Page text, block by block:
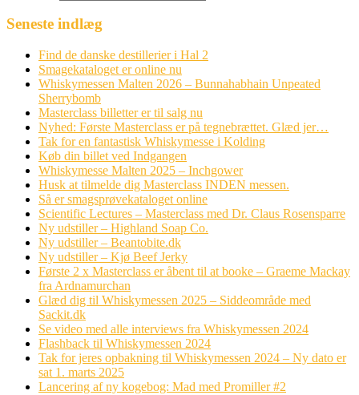
Seneste indlæg
Find de danske destillerier i Hal 2
Smagekataloget er online nu
Whiskymessen Malten 2026 – Bunnahabhain Unpeated
Sherrybomb
Masterclass billetter er til salg nu
Nyhed: Første Masterclass er på tegnebrættet. Glæd jer…
Tak for en fantastisk Whiskymesse i Kolding
Køb din billet ved Indgangen
Whiskymesse Malten 2025 – Inchgower
Husk at tilmelde dig Masterclass INDEN messen.
Så er smagsprøvekataloget online
Scientific Lectures – Masterclass med Dr. Claus Rosensparre
Ny udstiller – Highland Soap Co.
Ny udstiller – Beantobite.dk
Ny udstiller – Kjø Beef Jerky
Første 2 x Masterclass er åbent til at booke – Graeme Mackay
fra Ardnamurchan
Glæd dig til Whiskymessen 2025 – Siddeområde med
Sackit.dk
Se video med alle interviews fra Whiskymessen 2024
Flashback til Whiskymessen 2024
Tak for jeres opbakning til Whiskymessen 2024 – Ny dato er
sat 1. marts 2025
Lancering af ny kogebog: Mad med Promiller #2